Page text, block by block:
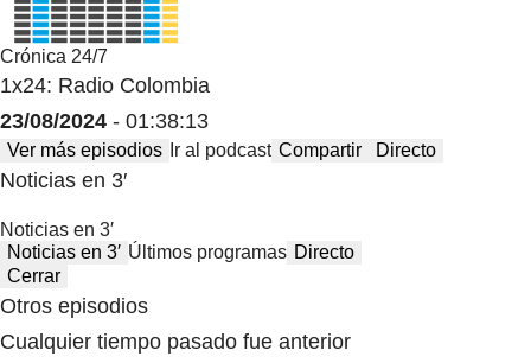
Crónica 24/7
1x24: Radio Colombia
23/08/2024 - 01:38:13
Ver más episodios Ir al podcast Compartir Directo
Noticias en 3′
Noticias en 3′
Noticias en 3′ Últimos programas Directo
Cerrar
Otros episodios
Cualquier tiempo pasado fue anterior